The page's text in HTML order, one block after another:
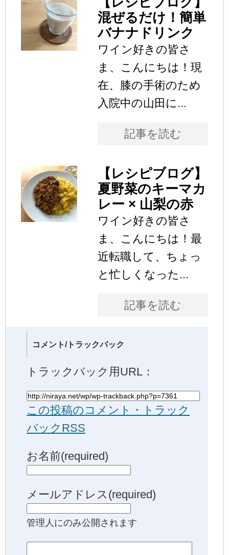
混ぜるだけ！簡単
バナナドリンク
ワイン好きの皆さ
ま、こんにちは！現
在、膝の手術のため
入院中の山田に...
記事を読む
【レシピブログ】
夏野菜のキーマカ
レー × 山梨の赤
ワイン好きの皆さ
ま、こんにちは！最
近転職して、ちょっ
と忙しくなった...
記事を読む
コメント/トラックバック
トラックバック用URL：
この投稿のコメント・トラック
バックRSS
お名前(required)
メールアドレス(required)
管理人にのみ公開されます